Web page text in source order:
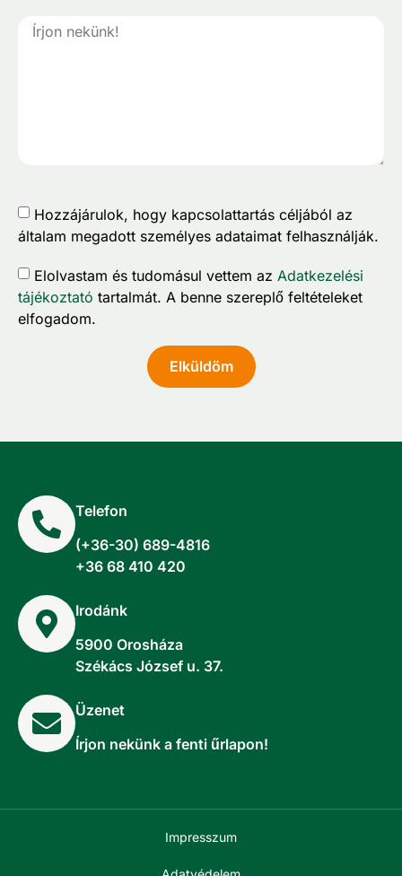
Hozzájárulok, hogy kapcsolattartás céljából az
általam megadott személyes adataimat felhasználják.
Elolvastam és tudomásul vettem az Adatkezelési
tájékoztató tartalmát. A benne szereplő feltételeket
elfogadom.
Elküldöm
Telefon
(+36-30) 689-4816
+36 68 410 420
Irodánk
5900 Orosháza
Székács József u. 37.
Üzenet
Írjon nekünk a fenti űrlapon!
Impresszum